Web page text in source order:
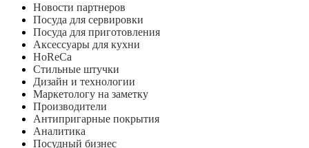
Новости партнеров
Посуда для сервировки
Посуда для приготовления
Аксессуары для кухни
HoReCa
Стильные штучки
Дизайн и технологии
Маркетологу на заметку
Производители
Антипригарные покрытия
Аналитика
Посудный бизнес